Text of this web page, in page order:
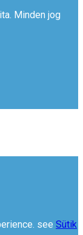
Minden jog
see Sütik